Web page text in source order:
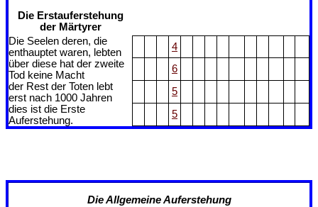
Die Erstauferstehung
der Märtyrer
Die Seelen deren, die
enthauptet waren, lebten
4
über diese hat der zweite
Tod keine Macht
6
der Rest der Toten lebt
erst nach 1000 Jahren
5
dies ist die Erste
Auferstehung.
5
Die Allgemeine Auferstehung